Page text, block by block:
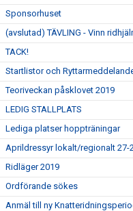
Sponsorhuset
(avslutad) TÄVLING - Vinn
TACK!
Startlistor och
Teoriveckan påsklovet 2019
LEDIG STALLPLATS
Lediga platser hoppträningar
Aprildressyr lokalt/regionalt 27-
Ridläger 2019
Ordförande sökes
Anmäl till ny